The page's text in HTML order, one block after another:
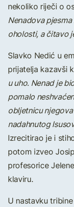
nekoliko riječi o
Nenadova pjesma
oholosti, a čitavo
Slavko Nedić u
prijatelja kazavši
u uho. Nenad je
pomalo neshvaćen
obljetnicu
nadahnutog
Izrecitirao je i
potom izveo
profesorice
klaviru.
U nastavku tribine